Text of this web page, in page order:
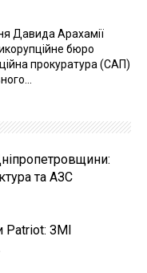
Давида Арахамії
бюро
прокуратура (САП)
та АЗС
Patriot: ЗМІ